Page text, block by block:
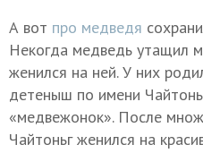
А вот про медведя
Некогда медведь утащил
женился на ней. У них
детеныш по имени
«медвежонок». После
Чайтоньг женился на